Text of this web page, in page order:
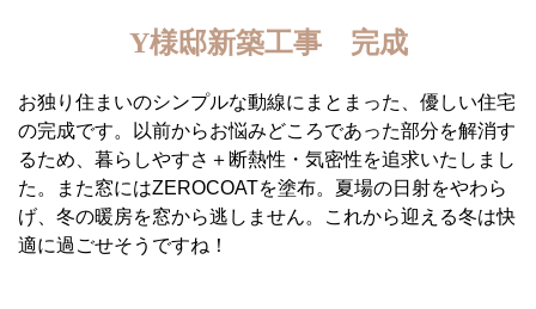
Y様邸新築工事 完成
お独り住まいのシンプルな動線にまとまった、優しい住宅
の完成です。以前からお悩みどころであった部分を解消す
るため、暮らしやすさ＋断熱性・気密性を追求いたしまし
た。また窓にはZEROCOATを塗布。夏場の日射をやわら
げ、冬の暖房を窓から逃しません。これから迎える冬は快
適に過ごせそうですね！